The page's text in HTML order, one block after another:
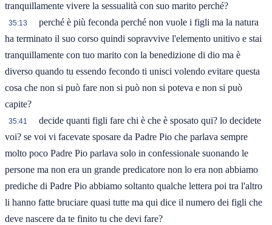
tranquillamente vivere la sessualità con suo marito perché?
35:13
perché è più feconda perché non vuole i figli ma la natura
ha terminato il suo corso quindi sopravvive l'elemento unitivo e stai
tranquillamente con tuo marito con la benedizione di dio ma è
diverso quando tu essendo fecondo ti unisci volendo evitare questa
cosa che non si può fare non si può non si poteva e non si può
capite?
35:41
decide quanti figli fare chi è che è sposato qui? lo decidete
voi? se voi vi facevate sposare da Padre Pio che parlava sempre
molto poco Padre Pio parlava solo in confessionale suonando le
persone ma non era un grande predicatore non lo era non abbiamo
prediche di Padre Pio abbiamo soltanto qualche lettera poi tra l'altro
li hanno fatte bruciare quasi tutte ma qui dice il numero dei figli che
deve nascere da te finito tu che devi fare?